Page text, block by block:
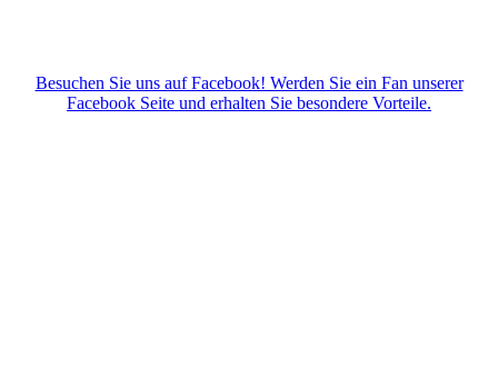
Besuchen Sie uns auf Facebook! Werden Sie ein Fan unserer
Facebook Seite und erhalten Sie besondere Vorteile.